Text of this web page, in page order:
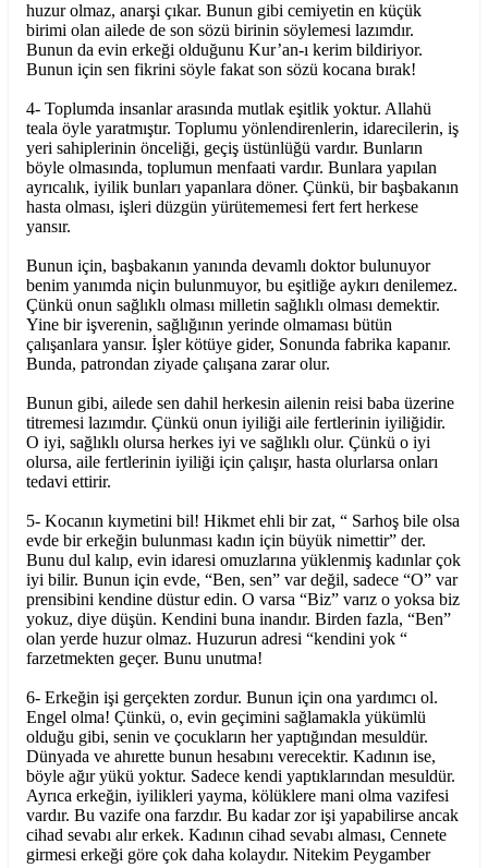
huzur olmaz, anarşi çıkar. Bunun gibi cemiyetin en küçük
birimi olan ailede de son sözü birinin söylemesi lazımdır.
Bunun da evin erkeği olduğunu Kur’an-ı kerim bildiriyor.
Bunun için sen fikrini söyle fakat son sözü kocana bırak!
4- Toplumda insanlar arasında mutlak eşitlik yoktur. Allahü
teala öyle yaratmıştır. Toplumu yönlendirenlerin, idarecilerin, iş
yeri sahiplerinin önceliği, geçiş üstünlüğü vardır. Bunların
böyle olmasında, toplumun menfaati vardır. Bunlara yapılan
ayrıcalık, iyilik bunları yapanlara döner. Çünkü, bir başbakanın
hasta olması, işleri düzgün yürütememesi fert fert herkese
yansır.
Bunun için, başbakanın yanında devamlı doktor bulunuyor
benim yanımda niçin bulunmuyor, bu eşitliğe aykırı denilemez.
Çünkü onun sağlıklı olması milletin sağlıklı olması demektir.
Yine bir işverenin, sağlığının yerinde olmaması bütün
çalışanlara yansır. İşler kötüye gider, Sonunda fabrika kapanır.
Bunda, patrondan ziyade çalışana zarar olur.
Bunun gibi, ailede sen dahil herkesin ailenin reisi baba üzerine
titremesi lazımdır. Çünkü onun iyiliği aile fertlerinin iyiliğidir.
O iyi, sağlıklı olursa herkes iyi ve sağlıklı olur. Çünkü o iyi
olursa, aile fertlerinin iyiliği için çalışır, hasta olurlarsa onları
tedavi ettirir.
5- Kocanın kıymetini bil! Hikmet ehli bir zat, “ Sarhoş bile olsa
evde bir erkeğin bulunması kadın için büyük nimettir” der.
Bunu dul kalıp, evin idaresi omuzlarına yüklenmiş kadınlar çok
iyi bilir. Bunun için evde, “Ben, sen” var değil, sadece “O” var
prensibini kendine düstur edin. O varsa “Biz” varız o yoksa biz
yokuz, diye düşün. Kendini buna inandır. Birden fazla, “Ben”
olan yerde huzur olmaz. Huzurun adresi “kendini yok “
farzetmekten geçer. Bunu unutma!
6- Erkeğin işi gerçekten zordur. Bunun için ona yardımcı ol.
Engel olma! Çünkü, o, evin geçimini sağlamakla yükümlü
olduğu gibi, senin ve çocukların her yaptığından mesuldür.
Dünyada ve ahırette bunun hesabını verecektir. Kadının ise,
böyle ağır yükü yoktur. Sadece kendi yaptıklarından mesuldür.
Ayrıca erkeğin, iyilikleri yayma, kölüklere mani olma vazifesi
vardır. Bu vazife ona farzdır. Bu kadar zor işi yapabilirse ancak
cihad sevabı alır erkek. Kadının cihad sevabı alması, Cennete
girmesi erkeği göre çok daha kolaydır. Nitekim Peygamber